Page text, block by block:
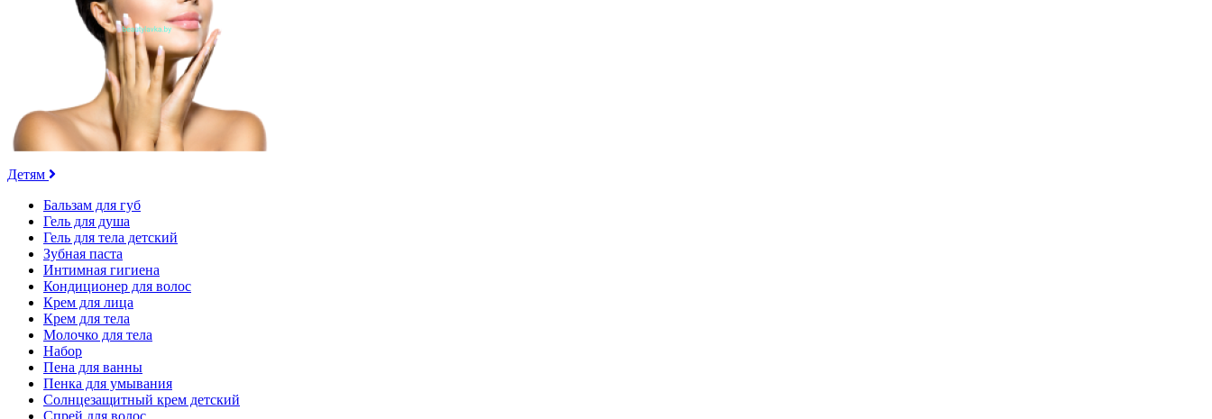
Детям
Бальзам для губ
Гель для душа
Гель для тела детский
Зубная паста
Интимная гигиена
Кондиционер для волос
Крем для лица
Крем для тела
Молочко для тела
Набор
Пена для ванны
Пенка для умывания
Солнцезащитный крем детский